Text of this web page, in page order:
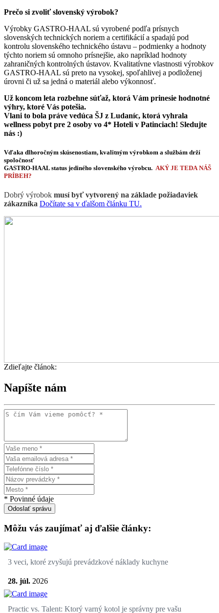
Prečo si zvoliť slovenský výrobok?
Výrobky GASTRO-HAAL sú vyrobené podľa prísnych
slovenských technických noriem a certifikácií a spadajú pod
kontrolu slovenského technického ústavu – podmienky a hodnoty
týchto noriem sú omnoho prísnejšie, ako napríklad hodnoty
zahraničných kontrolných ústavov. Kvalitatívne vlastnosti výrobkov
GASTRO-HAAL sú preto na vysokej, spoľahlivej a podloženej
úrovni či už sa jedná o materiál alebo výkonnosť.
Už koncom leta rozbehne súťaž, ktorá Vám prinesie hodnotné
výhry, ktoré Vás potešia.
Vlani to bola práve vedúca ŠJ z Ludaníc, ktorá vyhrala
wellness pobyt pre 2 osoby vo 4* Hoteli v Patinciach! Sledujte
nás :)
Vďaka dlhoročným skúsenostiam, kvalitným výrobkom a službám drží
spoločnosť
GASTRO-HAAL status jediného slovenského výrobcu. AKÝ JE TEDA NÁŠ
PRÍBEH?
Dobrý výrobok musí byť vytvorený na základe požiadaviek
zákazníka Dočítate sa v ďalšom článku TU.
Zdieľajte článok:
Napíšte nám
* Povinné údaje
Odoslať správu
Môžu vás zaujímať aj ďalšie články:
3 veci, ktoré zvyšujú prevádzkové náklady kuchyne
28. júl. 2026
Practic vs. Talent: Ktorý varný kotol je správny pre vašu